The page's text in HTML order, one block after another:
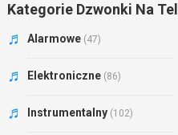
Kategorie Dzwonki Na
Alarmowe (47)
Elektroniczne (86)
Instrumentalny (102)